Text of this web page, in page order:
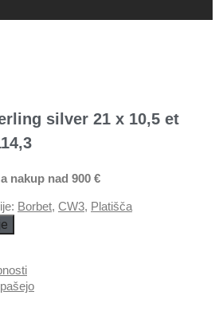
silver 21 x 10,5 et
nakup nad 900 €
Borbet, CW3, Platišča